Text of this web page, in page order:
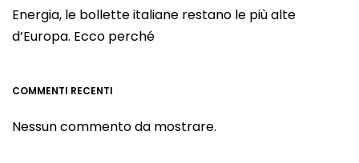
Energia, le bollette italiane restano le più alte
d’Europa. Ecco perché
COMMENTI RECENTI
Nessun commento da mostrare.